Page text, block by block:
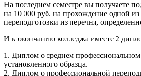
На последнем семестре вы получаете
на 10 000 руб. на прохождение одной
переподготовки из перечня,
И к окончанию колледжа имеете 2
1. Диплом о среднем профессиональном
установленного образца.
2. Диплом о профессиональной